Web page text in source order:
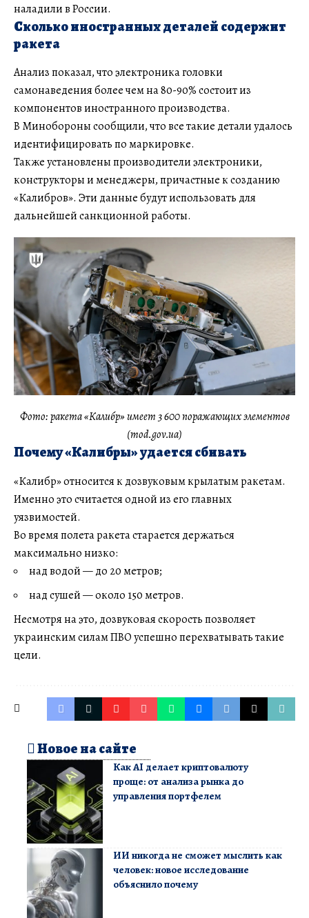
наладили в России.
Сколько иностранных деталей содержит
ракета
Анализ показал, что электроника головки
самонаведения более чем на 80-90% состоит из
компонентов иностранного производства.
В Минобороны сообщили, что все такие детали удалось
идентифицировать по маркировке.
Также установлены производители электроники,
конструкторы и менеджеры, причастные к созданию
«Калибров». Эти данные будут использовать для
дальнейшей санкционной работы.
Фото: ракета «Калибр» имеет 3 600 поражающих элементов
(mod.gov.ua)
Почему «Калибры» удается сбивать
«Калибр» относится к дозвуковым крылатым ракетам.
Именно это считается одной из его главных
уязвимостей.
Во время полета ракета старается держаться
максимально низко:
над водой — до 20 метров;
над сушей — около 150 метров.
Несмотря на это, дозвуковая скорость позволяет
украинским силам ПВО успешно перехватывать такие
цели.
Новое на сайте
Как AI делает криптовалюту
проще: от анализа рынка до
управления портфелем
ИИ никогда не сможет мыслить как
человек: новое исследование
объяснило почему